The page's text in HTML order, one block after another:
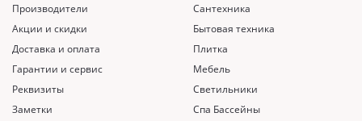
Производители
Акции и скидки
Доставка и оплата
Гарантии и сервис
Реквизиты
Заметки
Сантехника
Бытовая техника
Плитка
Мебель
Светильники
Спа Бассейны